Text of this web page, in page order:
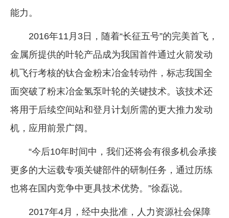
能力。
2016年11月3日，随着“长征五号”的完美首飞，
金属所提供的叶轮产品成为我国首件通过火箭发动
机飞行考核的钛合金粉末冶金转动件，标志我国全
面突破了粉末冶金氢泵叶轮的关键技术。该技术还
将用于后续空间站和登月计划所需的更大推力发动
机，应用前景广阔。
“今后10年时间中，我们还将会有很多机会承接
更多的大运载专项关键部件的研制任务，通过历练
也将在国内竞争中更具技术优势。”徐磊说。
2017年4月，经中央批准，人力资源社会保障